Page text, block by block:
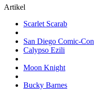
Artikel
Scarlet Scarab
San Diego Comic-Con
Calypso Ezili
Moon Knight
Bucky Barnes